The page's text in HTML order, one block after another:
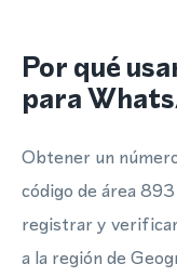
Por qué
para
Obtener un
código de área
registrar y
a la región de